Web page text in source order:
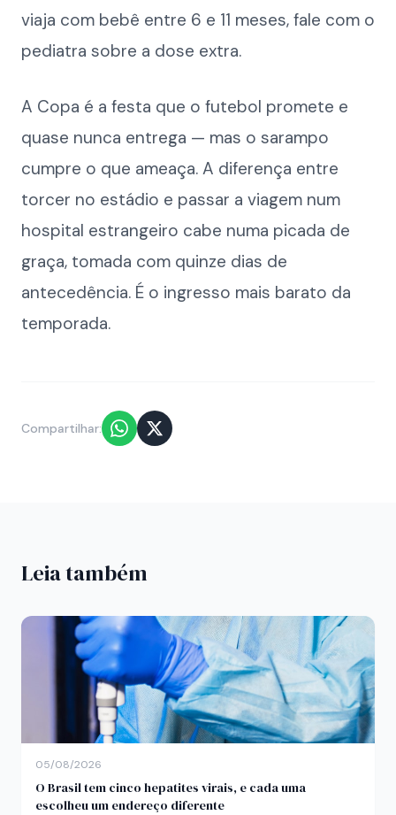
viaja com bebê entre 6 e 11 meses, fale com o
pediatra sobre a dose extra.
A Copa é a festa que o futebol promete e
quase nunca entrega — mas o sarampo
cumpre o que ameaça. A diferença entre
torcer no estádio e passar a viagem num
hospital estrangeiro cabe numa picada de
graça, tomada com quinze dias de
antecedência. É o ingresso mais barato da
temporada.
Compartilhar:
Leia também
05/08/2026
O Brasil tem cinco hepatites virais, e cada uma
escolheu um endereço diferente